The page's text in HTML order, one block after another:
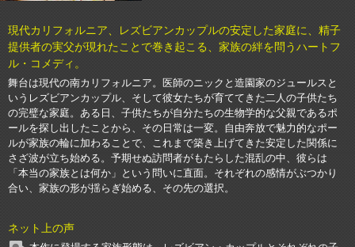
現代カリフォルニア、レズビアンカップルの安定した家庭に、精子
提供者の実父が現れたことで巻き起こる、家族の絆を問うハートフ
ル・コメディ。
舞台は現代の南カリフォルニア。医師のニックと造園家のジュールスと
いうレズビアンカップル、そして彼女たちが育ててきた二人の子供たち
の完璧な家庭。ある日、子供たちが自分たちの生物学的な父親であるポ
ールを探し出したことから、その日常は一変。自由奔放で魅力的なポー
ルが家族の輪に加わることで、これまで築き上げてきた安定した関係に
さざ波が立ち始める。予期せぬ訪問者がもたらした混乱の中、彼らは
「本当の家族とは何か」という問いに直面。それぞれの感情がぶつかり
合い、家族の形が揺らぎ始める、その先の選択。
ネット上の声